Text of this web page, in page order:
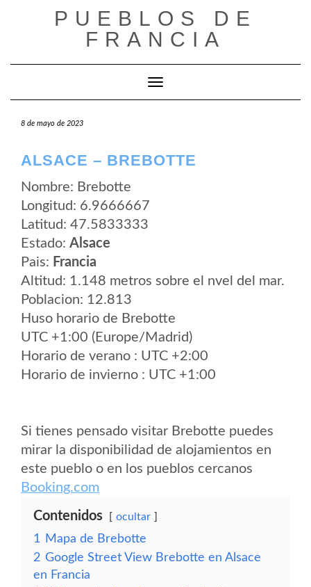
PUEBLOS DE
FRANCIA
Cambiar modo de navegación
8 de mayo de 2023
ALSACE – BREBOTTE
Nombre: Brebotte
Longitud: 6.9666667
Latitud: 47.5833333
Estado: Alsace
Pais: Francia
Altitud: 1.148 metros sobre el nvel del mar.
Poblacion: 12.813
Huso horario de Brebotte
UTC +1:00 (Europe/Madrid)
Horario de verano : UTC +2:00
Horario de invierno : UTC +1:00
Si tienes pensado visitar Brebotte puedes
mirar la disponibilidad de alojamientos en
este pueblo o en los pueblos cercanos
Booking.com
Contenidos ocultar
1
Mapa de Brebotte
2 Google Street View Brebotte en Alsace
en Francia